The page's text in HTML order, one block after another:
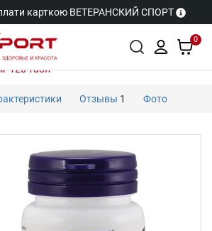
карткою ВЕТЕРАНСКИЙ СПОРТ
0
120 табл
Отзывы 1 Фото